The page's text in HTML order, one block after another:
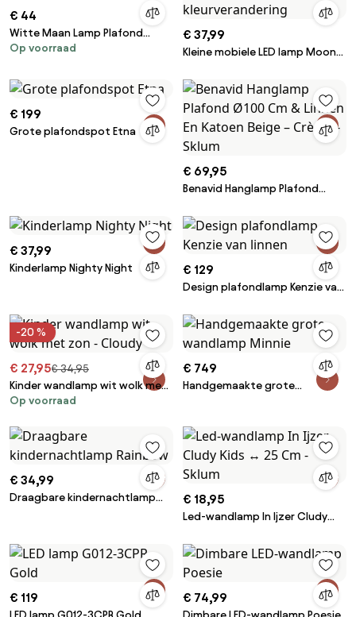
€ 44
Witte Maan Lamp Plafond
APP865-C
Op voorraad
€ 37,99
Kleine mobiele LED lamp Moon
€ 199
Grote plafondspot Etna
€ 69,95
Benavid Hanglamp Plafond
Beige – Crème - Sklum
€ 37,99
Kinderlamp Nighty Night € 129
Design plafondlamp Kenzie van
-20 %
€ 27,95€ 34,95
Kinder wandlamp wit wolk met
zon - Cloudy
Op voorraad
€ 749
Handgemaakte grote
€ 34,99
Draagbare kindernachtlamp
€ 18,95
Led-wandlamp In Ijzer Cludy
€ 119 € 74,99